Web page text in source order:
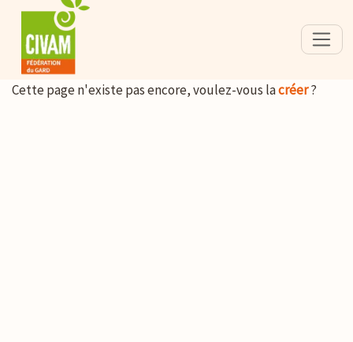
Cette page n'existe pas encore, voulez-vous lacréer?